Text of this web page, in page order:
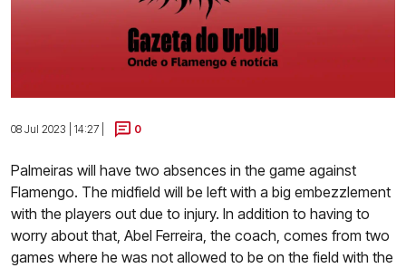
08 Jul 2023 | 14:27 | 0
Palmeiras will have two absences in the game against
Flamengo. The midfield will be left with a big embezzlement
with the players out due to injury. In addition to having to
worry about that, Abel Ferreira, the coach, comes from two
games where he was not allowed to be on the field with the